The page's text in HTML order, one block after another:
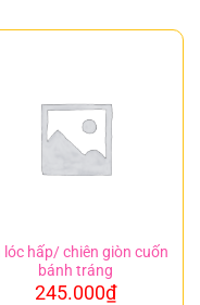
lóc hấp/ chiên giòn cuốn
bánh tráng
245.000₫